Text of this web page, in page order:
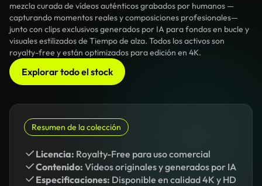
mezcla curada de vídeos auténticos grabados por humanos —
capturando momentos reales y composiciones profesionales—
junto con clips exclusivos generados por IA para fondos en bucle y
visuales estilizados de Tiempo de alza. Todos los activos son
royalty-free y están optimizados para edición en 4K.
Explorar todo el stock
Resumen de la colección
Licencia: Royalty-Free para uso comercial
Contenido: Vídeos originales y generados por IA
Especificaciones: Disponible en calidad 4K y HD